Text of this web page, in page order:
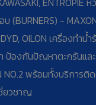
(BURNERS) -
OILON เครื่องทำน้
ป้องกันปัญหาตะกรันแล
NO.2 พร้อมทั้งบริการติ
ยวชาญ